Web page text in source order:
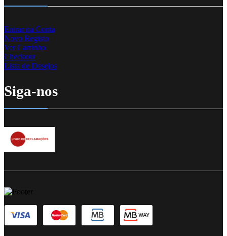
Entrar na Conta
Novo Registo
Ver Carrinho
Checkout
Lista de Desejos
Siga-nos